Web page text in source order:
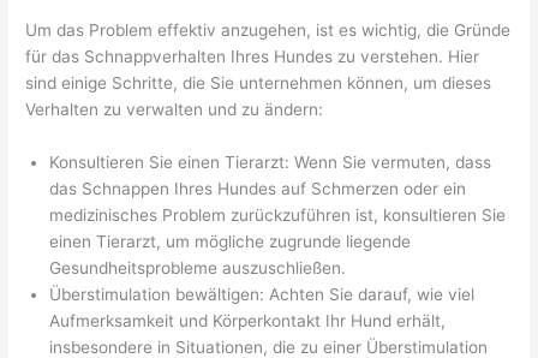
Um das Problem effektiv anzugehen, ist es wichtig, die Gründe
für das Schnappverhalten Ihres Hundes zu verstehen. Hier
sind einige Schritte, die Sie unternehmen können, um dieses
Verhalten zu verwalten und zu ändern:
Konsultieren Sie einen Tierarzt: Wenn Sie vermuten, dass
das Schnappen Ihres Hundes auf Schmerzen oder ein
medizinisches Problem zurückzuführen ist, konsultieren Sie
einen Tierarzt, um mögliche zugrunde liegende
Gesundheitsprobleme auszuschließen.
Überstimulation bewältigen: Achten Sie darauf, wie viel
Aufmerksamkeit und Körperkontakt Ihr Hund erhält,
insbesondere in Situationen, die zu einer Überstimulation